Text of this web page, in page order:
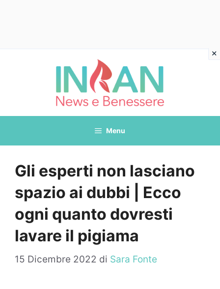
Menu
Gli esperti non lasciano
spazio ai dubbi | Ecco
ogni quanto dovresti
lavare il pigiama
15 Dicembre 2022 di Sara Fonte